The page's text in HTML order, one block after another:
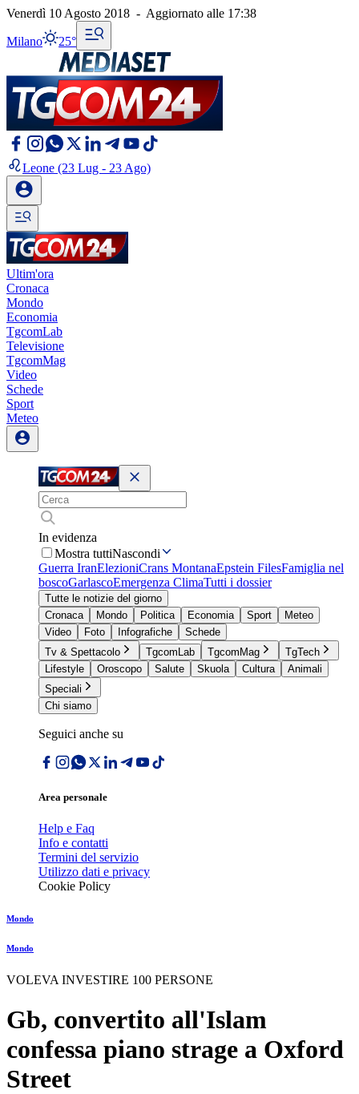
Venerdì 10 Agosto 2018 - Aggiornato alle 17:38
Milano 25°
Leone (23 Lug - 23 Ago)
Ultim'ora
Cronaca
Mondo
Economia
TgcomLab
Televisione
TgcomMag
Video
Schede
Sport
Meteo
In evidenza
Mostra tuttiNascondi
Guerra IranElezioniCrans MontanaEpstein FilesFamiglia nel
boscoGarlascoEmergenza ClimaTutti i dossier
Tutte le notizie del giorno
Cronaca
Mondo Politica Economia Sport
Meteo
Video
Foto Infografiche
Schede
Tv & Spettacolo
TgcomLab TgcomMag
TgTech
Lifestyle
Oroscopo Salute Skuola Cultura
Animali
Speciali
Chi siamo
Seguici anche su
Area personale
Help e Faq
Info e contatti
Termini del servizio
Utilizzo dati e privacy
Cookie Policy
Mondo
Mondo
VOLEVA INVESTIRE 100 PERSONE
Gb, convertito all'Islam
confessa piano strage a Oxford
Street